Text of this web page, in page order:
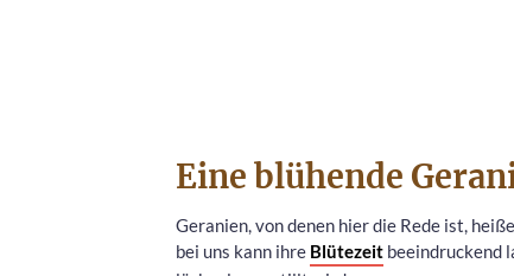
Eine blühende
Geranien, von denen hier die Rede ist,
bei uns kann ihre Blütezeit beeindruckend